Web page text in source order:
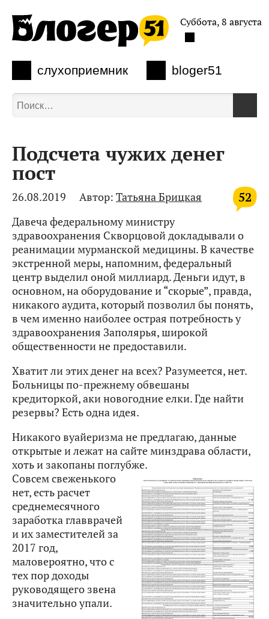
слухоприемник bloger51
Суббота, 8 августа
Подсчета чужих денег
пост
52
26.08.2019 Автор: Татьяна Брицкая
Давеча федеральному министру
здравоохранения Скворцовой докладывали о
реанимации мурманской медицины. В качестве
экстренной меры, напомним, федеральный
центр выделил оной миллиард. Деньги идут, в
основном, на оборудование и “скорые”, правда,
никакого аудита, который позволил бы понять,
в чем именно наиболее острая потребность у
здравоохранения Заполярья, широкой
общественности не предоставили.
Хватит ли этих денег на всех? Разумеется, нет.
Больницы по-прежнему обвешаны
кредиторкой, аки новогодние елки. Где найти
резервы? Есть одна идея.
Никакого вуайеризма не предлагаю, данные
открытые и лежат на сайте минздрава области,
хоть и закопаны поглубже.
Совсем свеженького
нет, есть расчет
среднемесячного
заработка главврачей
и их заместителей за
2017 год,
маловероятно, что с
тех пор доходы
руководящего звена
значительно упали.